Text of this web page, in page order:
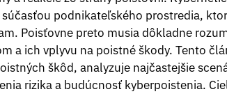
podnikateľského prostredia,
Poisťovne preto musia dôkladne
a ich vplyvu na poistné škody. Tento
škôd, analyzuje najčastejšie
rizika a budúcnosť kyberpoistenia.